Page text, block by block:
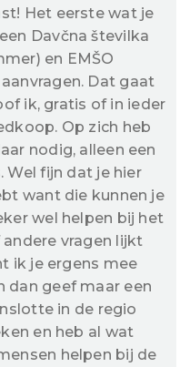
Het eerste wat je
Davčna številka
en EMŠO
Dat gaat
ik, gratis of in ieder
Op zich heb
nodig, alleen een
Wel fijn dat je hier
want die kunnen je
wel helpen bij het
vragen lijkt
ik je ergens mee
dan geef maar een
in de regio
en heb al wat
helpen bij de